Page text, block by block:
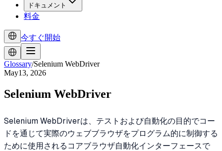
ドキュメント
料金
今すぐ開始
Glossary/Selenium WebDriver
May13, 2026
Selenium WebDriver
Selenium WebDriverは、テストおよび自動化の目的でコー
ドを通じて実際のウェブブラウザをプログラム的に制御する
ために使用されるコアブラウザ自動化インターフェースで